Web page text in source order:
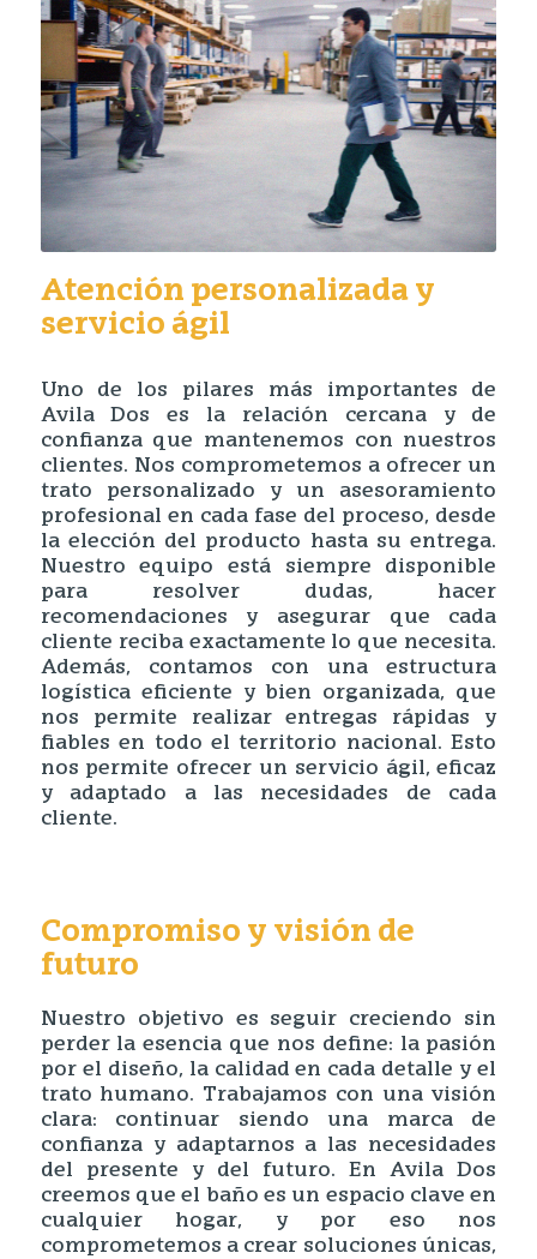
Atención personalizada y
servicio ágil
Uno de los pilares más importantes de
Avila Dos es la relación cercana y de
confianza que mantenemos con nuestros
clientes. Nos comprometemos a ofrecer un
trato personalizado y un asesoramiento
profesional en cada fase del proceso, desde
la elección del producto hasta su entrega.
Nuestro equipo está siempre disponible
para resolver dudas, hacer
recomendaciones y asegurar que cada
cliente reciba exactamente lo que necesita.
Además, contamos con una estructura
logística eficiente y bien organizada, que
nos permite realizar entregas rápidas y
fiables en todo el territorio nacional. Esto
nos permite ofrecer un servicio ágil, eficaz
y adaptado a las necesidades de cada
cliente.
Compromiso y visión de
futuro
Nuestro objetivo es seguir creciendo sin
perder la esencia que nos define: la pasión
por el diseño, la calidad en cada detalle y el
trato humano. Trabajamos con una visión
clara: continuar siendo una marca de
confianza y adaptarnos a las necesidades
del presente y del futuro. En Avila Dos
creemos que el baño es un espacio clave en
cualquier hogar, y por eso nos
comprometemos a crear soluciones únicas,